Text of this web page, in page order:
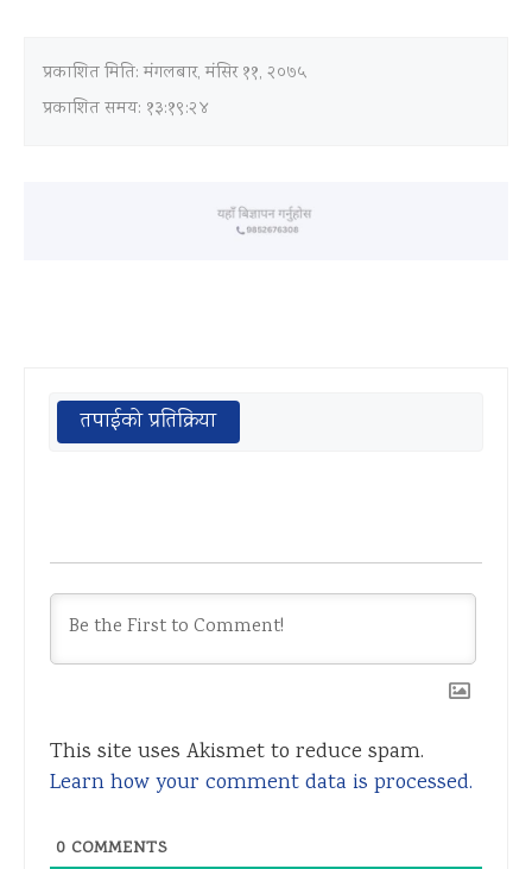
प्रकाशित मिति:मंगलबार, मंसिर ११, २०७५
प्रकाशित समय: १३:१९:२४
तपाईको प्रतिक्रिया
This site uses Akismet to reduce spam.
Learn how your comment data is processed.
0 COMMENTS